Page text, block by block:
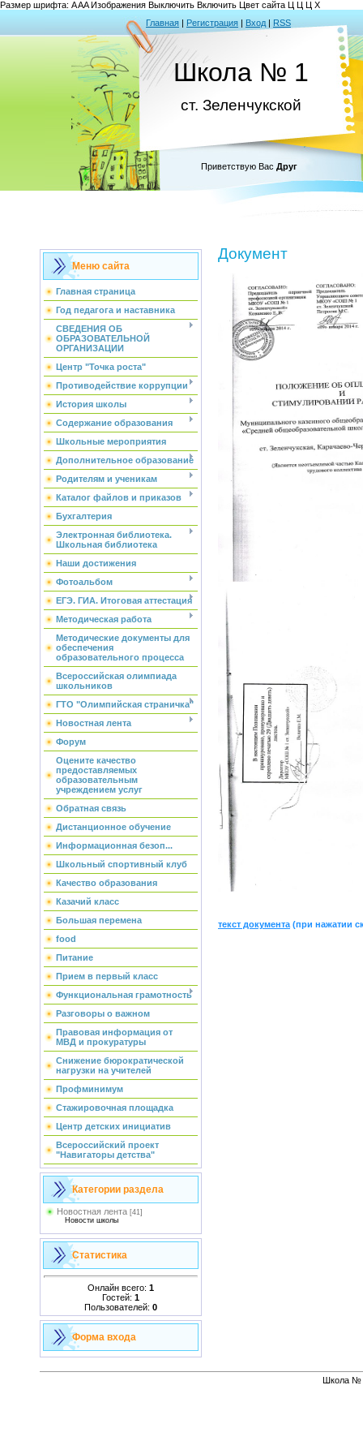
Размер шрифта: AAAИзображения Выключить Включить Цвет сайта Ц Ц Ц Х
Главная | Регистрация | Вход | RSS
Школа № 1
ст. Зеленчукской
Приветствую Вас Друг
Меню сайта
Главная страница
Год педагога и наставника
СВЕДЕНИЯ ОБ
ОБРАЗОВАТЕЛЬНОЙ
ОРГАНИЗАЦИИ
Центр "Точка роста"
Противодействие коррупции
История школы
Содержание образования
Школьные мероприятия
Дополнительное образование
Родителям и ученикам
Каталог файлов и приказов
Бухгалтерия
Электронная библиотека.
Школьная библиотека
Наши достижения
Фотоальбом
ЕГЭ. ГИА. Итоговая аттестация
Методическая работа
Методические документы для
обеспечения
образовательного процесса
Всероссийская олимпиада
школьников
ГТО "Олимпийская страничка"
Новостная лента
Форум
Оцените качество
предоставляемых
образовательным
учреждением услуг
Обратная связь
Дистанционное обучение
Информационная безоп...
Школьный спортивный клуб
Качество образования
Казачий класс
Большая перемена
food
Питание
Прием в первый класс
Функциональная грамотность
Разговоры о важном
Правовая информация от
МВД и прокуратуры
Снижение бюрократической
нагрузки на учителей
Профминимум
Стажировочная площадка
Центр детских инициатив
Всероссийский проект
"Навигаторы детства"
Категории раздела
Новостная лента [41]
Новости школы
Статистика
Онлайн всего: 1
Гостей: 1
Пользователей: 0
Форма входа
Документ
текст документа (при нажатии
Школа №